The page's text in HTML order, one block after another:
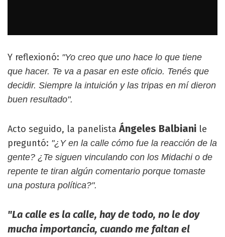
Y reflexionó: "Yo creo que uno hace lo que tiene
que hacer. Te va a pasar en este oficio. Tenés que
decidir. Siempre la intuición y las tripas en mí dieron
buen resultado".
Acto seguido, la panelistaÁngeles Balbiani le
preguntó: "¿Y en la calle cómo fue la reacción de la
gente? ¿Te siguen vinculando con los Midachi o de
repente te tiran algún comentario porque tomaste
una postura política?".
"La calle es la calle, hay de todo, no le doy
mucha importancia, cuando me faltan el